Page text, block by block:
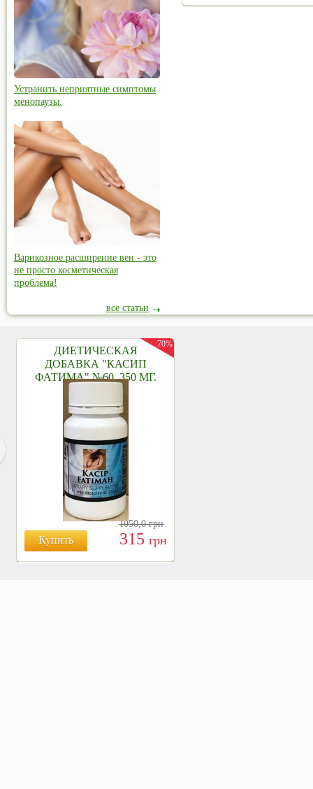
Устранить неприятные симптомы
менопаузы.
Варикозное расширение вен - это
не просто косметическая
проблема!
все статьи
ДИЕТИЧЕСКАЯ
ДОБАВКА "КАСИП
ФАТИМА" №60, 350 МГ.
Купить
1050,0грн
315 грн
70%